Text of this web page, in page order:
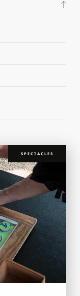
SPECTACLES